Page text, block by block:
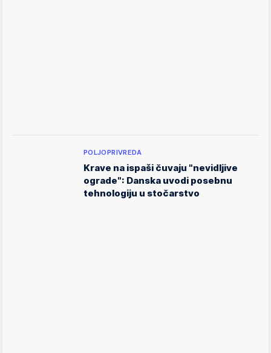
POLJOPRIVREDA
Krave na ispaši čuvaju "nevidljive
ograde": Danska uvodi posebnu
tehnologiju u stočarstvo